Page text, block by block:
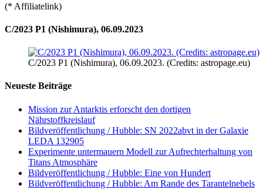
(* Affiliatelink)
C/2023 P1 (Nishimura), 06.09.2023
C/2023 P1 (Nishimura), 06.09.2023. (Credits: astropage.eu)
Neueste Beiträge
Mission zur Antarktis erforscht den dortigen
Nährstoffkreislauf
Bildveröffentlichung / Hubble: SN 2022abvt in der Galaxie
LEDA 132905
Experimente untermauern Modell zur Aufrechterhaltung von
Titans Atmosphäre
Bildveröffentlichung / Hubble: Eine von Hundert
Bildveröffentlichung / Hubble: Am Rande des Tarantelnebels